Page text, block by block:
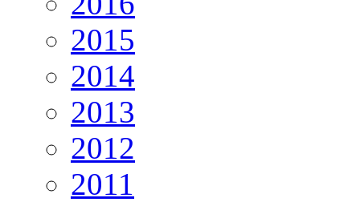
2015
2014
2013
2012
2011